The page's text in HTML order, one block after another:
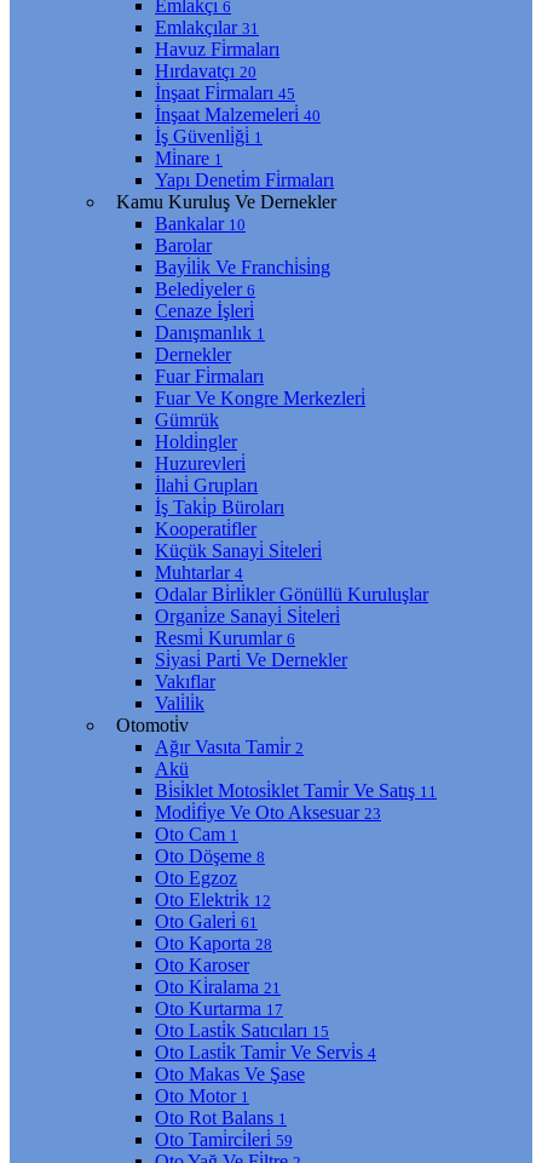
Emlakçı 6
Emlakçılar 31
Havuz Fi̇rmaları
Hırdavatçı 20
İnşaat Fi̇rmaları 45
İnşaat Malzemeleri̇ 40
İş Güvenli̇ği̇ 1
Mi̇nare 1
Yapı Deneti̇m Fi̇rmaları
Kamu Kuruluş Ve Dernekler
Bankalar 10
Barolar
Bayi̇li̇k Ve Franchi̇si̇ng
Beledi̇yeler 6
Cenaze İşleri̇
Danışmanlık 1
Dernekler
Fuar Fi̇rmaları
Fuar Ve Kongre Merkezleri̇
Gümrük
Holdi̇ngler
Huzurevleri̇
İlahi̇ Grupları
İş Taki̇p Büroları
Kooperati̇fler
Küçük Sanayi̇ Si̇teleri̇
Muhtarlar 4
Odalar Bi̇rli̇kler Gönüllü Kuruluşlar
Organi̇ze Sanayi̇ Si̇teleri̇
Resmi̇ Kurumlar 6
Si̇yasi̇ Parti̇ Ve Dernekler
Vakıflar
Vali̇li̇k
Otomoti̇v
Ağır Vasıta Tami̇r 2
Akü
Bi̇si̇klet Motosi̇klet Tami̇r Ve Satış 11
Modi̇fi̇ye Ve Oto Aksesuar 23
Oto Cam 1
Oto Döşeme 8
Oto Egzoz
Oto Elektri̇k 12
Oto Galeri̇ 61
Oto Kaporta 28
Oto Karoser
Oto Ki̇ralama 21
Oto Kurtarma 17
Oto Lasti̇k Satıcıları 15
Oto Lasti̇k Tami̇r Ve Servi̇s 4
Oto Makas Ve Şase
Oto Motor 1
Oto Rot Balans 1
Oto Tami̇rci̇leri̇ 59